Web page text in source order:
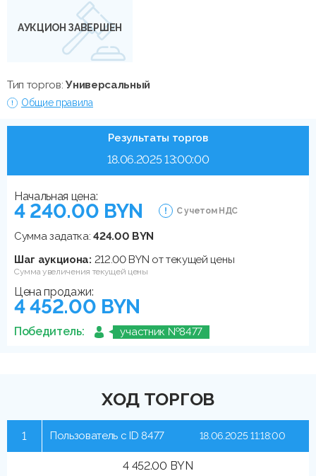
АУКЦИОН ЗАВЕРШЕН
Тип торгов:Универсальный
Общие правила
Результаты торгов
18.06.2025 13:00:00
Начальная цена:
4 240.00 BYN С учетом НДС
Сумма задатка:424.00 BYN
Шаг аукциона: 212.00 BYN от текущей цены
Сумма увеличения текущей цены
Цена продажи:
4 452.00 BYN
Победитель: участник №8477
ХОД ТОРГОВ
1 Пользователь с ID 8477
4 452.00 BYN
18.06.2025 11:18:00